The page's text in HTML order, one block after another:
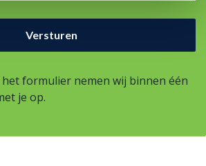
formulier nemen wij binnen één
je op.